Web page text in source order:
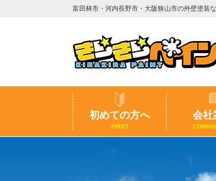
富田林市・河内長野市・大阪狭山市の外壁塗装
初めての方へ
FIRST
会社